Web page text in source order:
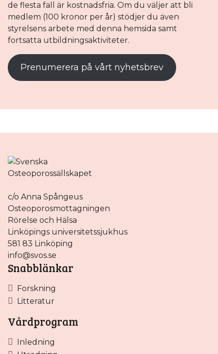
de flesta fall är kostnadsfria. Om du väljer att bli
medlem (100 kronor per år) stödjer du även
styrelsens arbete med denna hemsida samt
fortsatta utbildningsaktiviteter.
Prenumerera på vårt nyhetsbrev
c/o Anna Spångeus
Osteoporosmottagningen
Rörelse och Hälsa
Linköpings universitetssjukhus
581 83 Linköping
info@svos.se
Snabblänkar
Forskning
Litteratur
Vårdprogram
Inledning